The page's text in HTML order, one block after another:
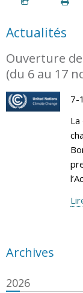
Actualités
Ouverture
(du 6 au 17
7-
La
Archives
2026